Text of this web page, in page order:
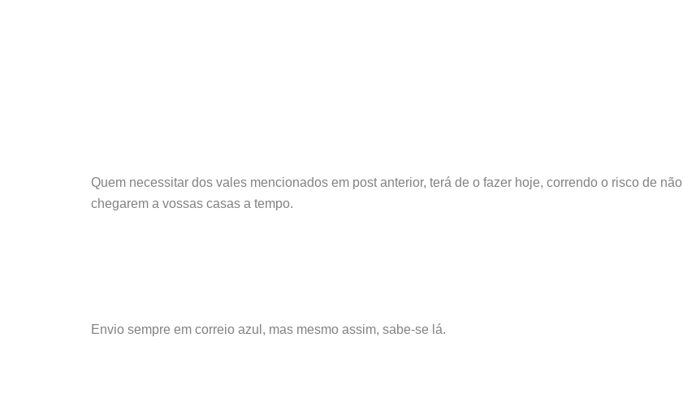
Quem necessitar dos vales mencionados em post anterior, terá de o fazer hoje, correndo o risco de não
chegarem a vossas casas a tempo.
Envio sempre em correio azul, mas mesmo assim, sabe-se lá.